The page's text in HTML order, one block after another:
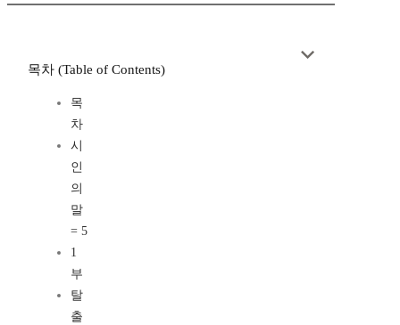
목차 (Table of Contents)
목
차
시
인
의
말
= 5
1
부
탈
출